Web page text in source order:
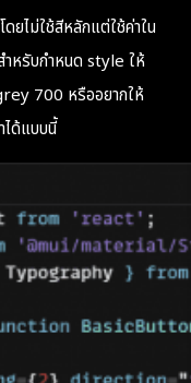
ยไม่ใช้สีหลักแต่ใช้ค่าใน
หรับกำหนด style ให้
700 หรืออยากให้
ด้แบบนี้